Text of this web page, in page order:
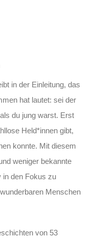
in der Einleitung, das
hat lautet: sei der
du jung warst. Erst
Held*innen gibt,
konnte. Mit diesem
weniger bekannte
in den Fokus zu
Menschen
von 53